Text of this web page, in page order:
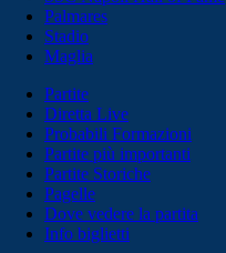
Palmares
Stadio
Maglia
Partite
Diretta Live
Probabili Formazioni
Partite più importanti
Partite Storiche
Pagelle
Dove vedere la partita
Info biglietti